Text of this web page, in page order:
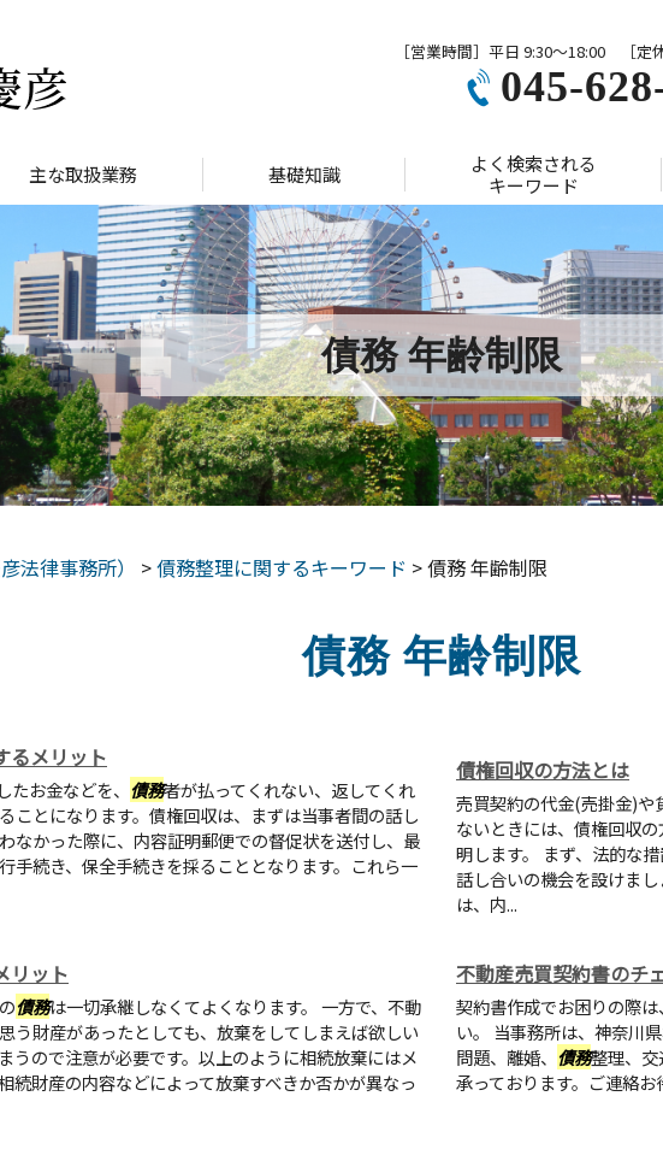
債務 年齢制限
［営業時間］平日 9:30～18:00 ［定
045-
主な取扱業務 基礎知識
よく検索される
キーワード
法律事務所） >債務整理に関するキーワード >債務 年齢制限
債務 年齢制限
るメリット
お金などを、 債務者が払ってくれない、返してくれ
ことになります。債権回収は、まずは当事者間の話し
なかった際に、内容証明郵便での督促状を送付し、最
手続き、保全手続きを採ることとなります。これら一
債権回収の方法とは
売買契約の代金(売掛金)や
ないときには、債権回収
明します。 まず、法的な
話し合いの機会を設けま
は、内...
リット
債務は一切承継しなくてよくなります。 一方で、不動
う財産があったとしても、放棄をしてしまえば欲しい
うので注意が必要です。以上のように相続放棄にはメ
続財産の内容などによって放棄すべきか否かが異なっ
不動産売買契約書のチ
契約書作成でお困りの際
い。 当事務所は、神奈川
問題、離婚、 債務整理、
承っております。ご連絡お